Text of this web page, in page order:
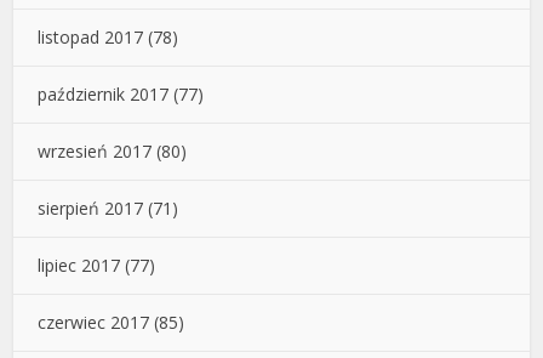
listopad 2017 (78)
październik 2017 (77)
wrzesień 2017 (80)
sierpień 2017 (71)
lipiec 2017 (77)
czerwiec 2017 (85)